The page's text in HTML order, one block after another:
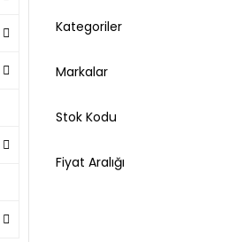
Kategoriler
Markalar
Stok Kodu
Fiyat Aralığı